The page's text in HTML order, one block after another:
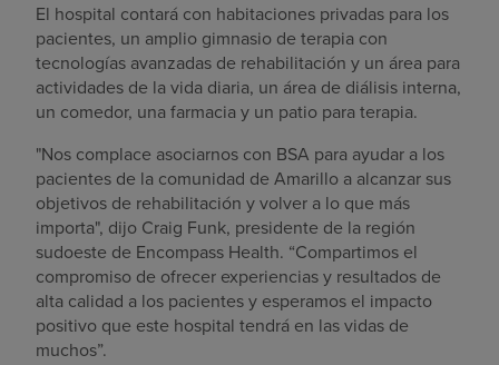
El hospital contará con habitaciones privadas para los
pacientes, un amplio gimnasio de terapia con
tecnologías avanzadas de rehabilitación y un área para
actividades de la vida diaria, un área de diálisis interna,
un comedor, una farmacia y un patio para terapia.
"Nos complace asociarnos con BSA para ayudar a los
pacientes de la comunidad de Amarillo a alcanzar sus
objetivos de rehabilitación y volver a lo que más
importa", dijo Craig Funk, presidente de la región
sudoeste de Encompass Health. “Compartimos el
compromiso de ofrecer experiencias y resultados de
alta calidad a los pacientes y esperamos el impacto
positivo que este hospital tendrá en las vidas de
muchos”.